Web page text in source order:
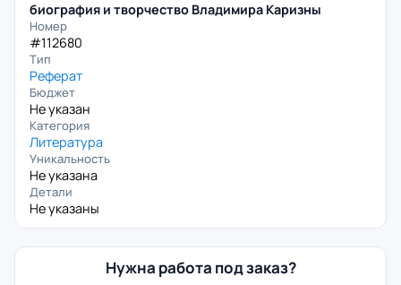
биография и творчество Владимира Каризны
Номер
#112680
Тип
Реферат
Бюджет
Не указан
Категория
Литература
Уникальность
Не указана
Детали
Не указаны
Нужна работа под заказ?